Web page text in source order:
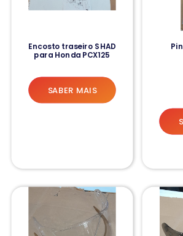
Encosto traseiro SHAD
para Honda PCX125
SABER MAIS